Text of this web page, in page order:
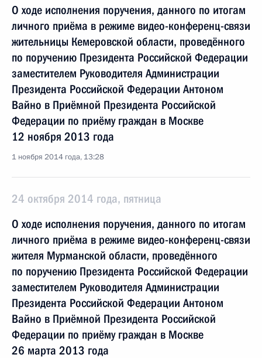
О ходе исполнения поручения, данного по итогам
личного приёма в режиме видео-конференц-связи
жительницы Кемеровской области, проведённого
по поручению Президента Российской Федерации
заместителем Руководителя Администрации
Президента Российской Федерации Антоном
Вайно в Приёмной Президента Российской
Федерации по приёму граждан в Москве
12 ноября 2013 года
1 ноября 2014 года, 13:28
24 октября 2014 года, пятница
О ходе исполнения поручения, данного по итогам
личного приёма в режиме видео-конференц-связи
жителя Мурманской области, проведённого
по поручению Президента Российской Федерации
заместителем Руководителя Администрации
Президента Российской Федерации Антоном
Вайно в Приёмной Президента Российской
Федерации по приёму граждан в Москве
26 марта 2013 года